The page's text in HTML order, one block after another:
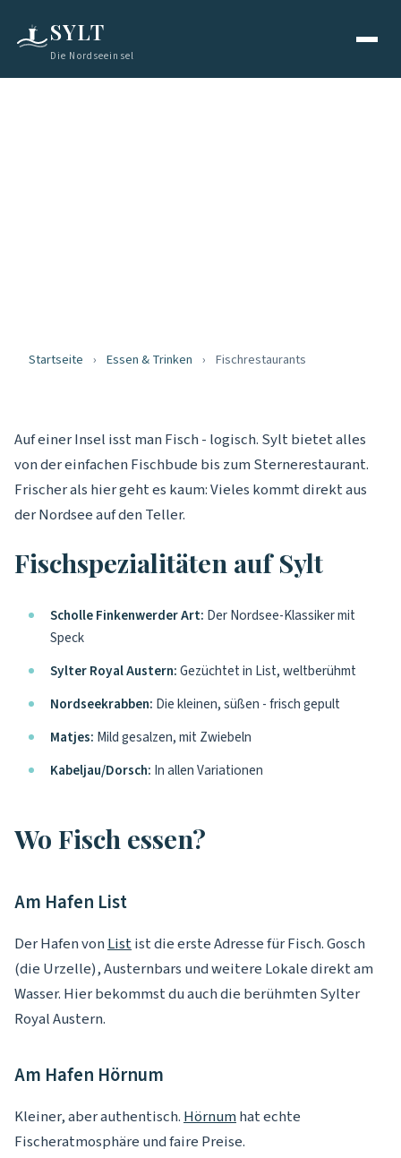
SYLT
Die Nordseeinsel
Startseite › Essen & Trinken › Fischrestaurants
Auf einer Insel isst man Fisch - logisch. Sylt bietet alles
von der einfachen Fischbude bis zum Sternerestaurant.
Frischer als hier geht es kaum: Vieles kommt direkt aus
der Nordsee auf den Teller.
Fischspezialitäten auf Sylt
Scholle Finkenwerder Art: Der Nordsee-Klassiker mit
Speck
Sylter Royal Austern:Gezüchtet in List, weltberühmt
Nordseekrabben: Die kleinen, süßen - frisch gepult
Matjes: Mild gesalzen, mit Zwiebeln
Kabeljau/Dorsch: In allen Variationen
Wo Fisch essen?
Am Hafen List
Der Hafen vonListist die erste Adresse für Fisch. Gosch
(die Urzelle), Austernbars und weitere Lokale direkt am
Wasser. Hier bekommst du auch die berühmten Sylter
Royal Austern.
Am Hafen Hörnum
Kleiner, aber authentisch.Hörnumhat echte
Fischeratmosphäre und faire Preise.